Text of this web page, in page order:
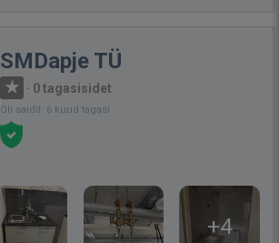
SMDapje TÜ
· 0 tagasisidet
Oli saidil: 6 kuud tagasi
+4